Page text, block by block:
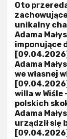
Oto
unikalny
Adama
imponujące
Adama
we własnej
[09.04.2026]
willa w Wiśle
polskich
Adama
urządził się